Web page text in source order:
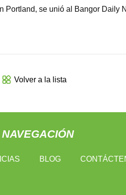
se unió al Bangor
Volver a la lista
NAVEGACIÓN
BLOG